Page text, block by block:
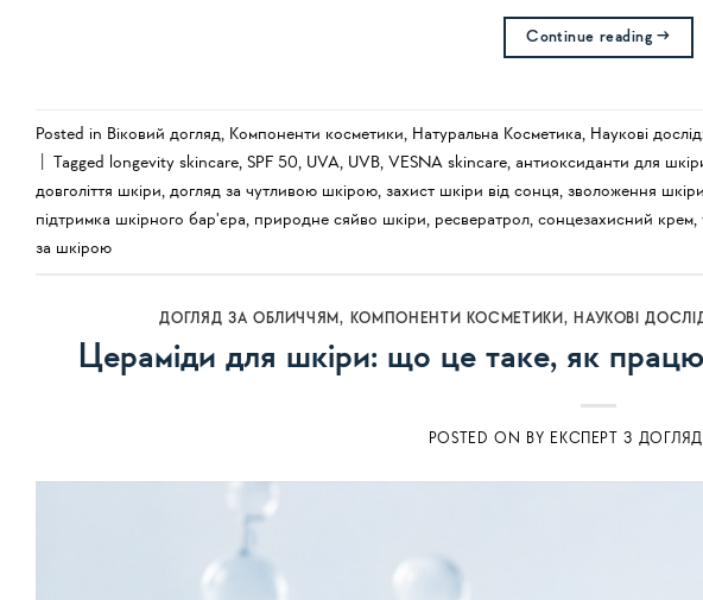
Continue reading→
Posted in Віковий догляд, Компоненти косметики, Натуральна Косметика, Наукові
Tagged longevity skincare, SPF 50, UVA, UVB, VESNA skincare, антиоксиданти для
довголіття шкіри, догляд за чутливою шкірою, захист шкіри від сонця, зволоження шкіри
підтримка шкірного бар'єра, природне сяйво шкіри, ресвератрол, сонцезахисний крем,
за шкірою
ДОГЛЯД ЗА ОБЛИЧЧЯМ, КОМПОНЕНТИ КОСМЕТИКИ , НАУКОВІ
Цераміди для шкіри: що це таке, як
POSTED ON BY ЕКСПЕРТ З